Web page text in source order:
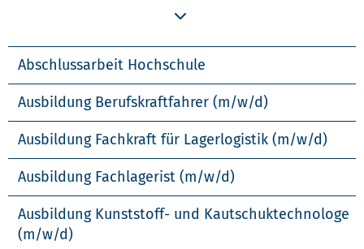
Abschlussarbeit Hochschule
Ausbildung Berufskraftfahrer (m/w/d)
Ausbildung Fachkraft für Lagerlogistik (m/w/d)
Ausbildung Fachlagerist (m/w/d)
Ausbildung Kunststoff- und Kautschuktechnologe
(m/w/d)